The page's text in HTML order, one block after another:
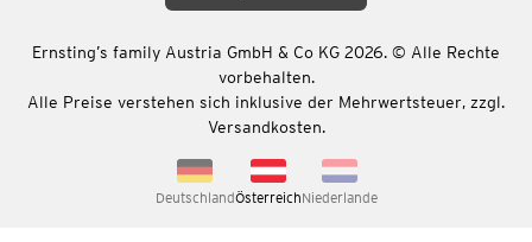
Ernsting’s family Austria GmbH & Co KG 2026. © Alle Rechte
vorbehalten.
Alle Preise verstehen sich inklusive der Mehrwertsteuer, zzgl.
Versandkosten.
DeutschlandÖsterreichNiederlande